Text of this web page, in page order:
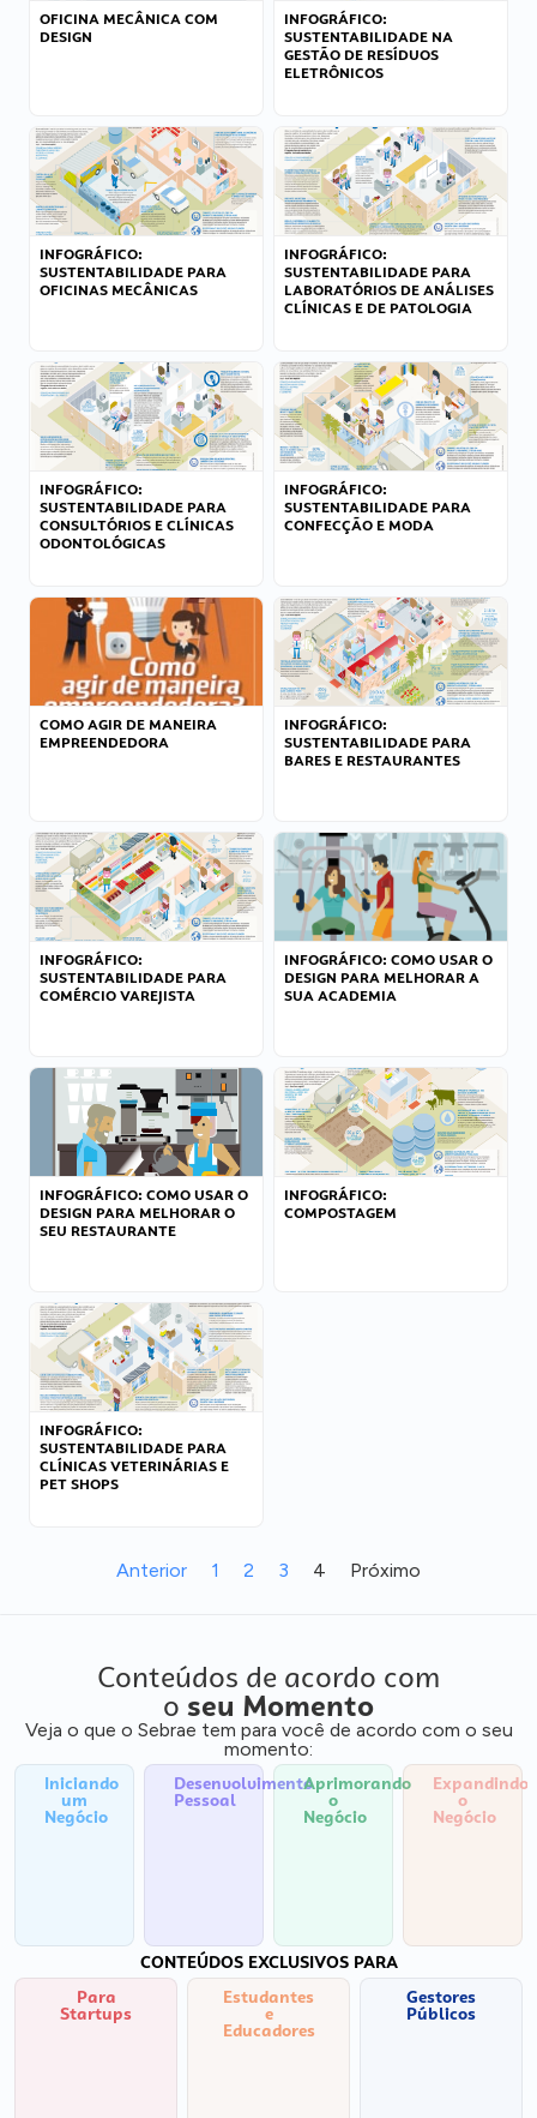
OFICINA MECÂNICA COM
DESIGN
INFOGRÁFICO:
SUSTENTABILIDADE NA
GESTÃO DE RESÍDUOS
ELETRÔNICOS
INFOGRÁFICO:
SUSTENTABILIDADE PARA
OFICINAS MECÂNICAS
INFOGRÁFICO:
SUSTENTABILIDADE PARA
LABORATÓRIOS DE ANÁLISES
CLÍNICAS E DE PATOLOGIA
INFOGRÁFICO:
SUSTENTABILIDADE PARA
CONSULTÓRIOS E CLÍNICAS
ODONTOLÓGICAS
INFOGRÁFICO:
SUSTENTABILIDADE PARA
CONFECÇÃO E MODA
COMO AGIR DE MANEIRA
EMPREENDEDORA
INFOGRÁFICO:
SUSTENTABILIDADE PARA
BARES E RESTAURANTES
INFOGRÁFICO:
SUSTENTABILIDADE PARA
COMÉRCIO VAREJISTA
INFOGRÁFICO: COMO USAR O
DESIGN PARA MELHORAR A
SUA ACADEMIA
INFOGRÁFICO: COMO USAR O
DESIGN PARA MELHORAR O
SEU RESTAURANTE
INFOGRÁFICO:
COMPOSTAGEM
INFOGRÁFICO:
SUSTENTABILIDADE PARA
CLÍNICAS VETERINÁRIAS E
PET SHOPS
Anterior 1 2 3 4 Próximo
Conteúdos de acordo com
o seu Momento
Veja o que o Sebrae tem para você de acordo com o seu
momento:
Iniciando
um
Negócio
Desenvolvimento
Pessoal
Aprimorando
o
Negócio
Expandindo
o
Negócio
CONTEÚDOS EXCLUSIVOS PARA
Para
Startups
Estudantes
e
Educadores
Gestores
Públicos